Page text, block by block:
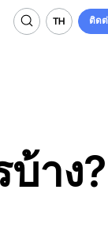
TH
TH
ติดต่
ติดต่
าง?